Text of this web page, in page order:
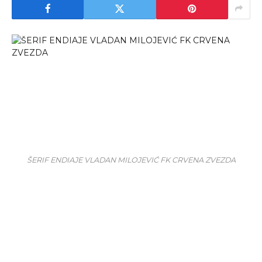
ŠERIF ENDIAJE VLADAN MILOJEVIĆ FK CRVENA ZVEZDA